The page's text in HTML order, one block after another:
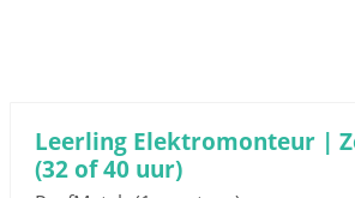
Leerling Elektromonteur |
(32 of 40 uur)